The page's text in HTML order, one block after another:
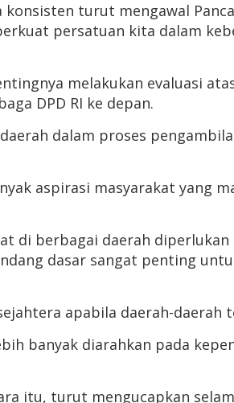
turut mengawal
persatuan kita dalam
melakukan evaluasi
DPD RI ke depan.
dalam proses
aspirasi masyarakat yang
berbagai daerah
dasar sangat penting
apabila daerah-daerah
banyak diarahkan pada
itu, turut mengucapkan